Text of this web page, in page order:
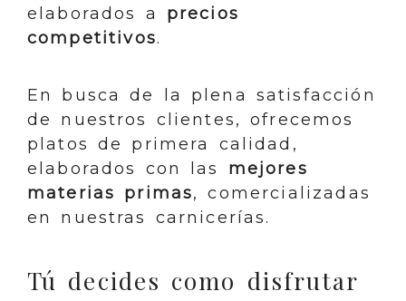
elaborados a precios
competitivos.
En busca de la plena satisfacción
de nuestros clientes, ofrecemos
platos de primera calidad,
elaborados con las mejores
materias primas, comercializadas
en nuestras carnicerías.
Tú decides como disfrutar